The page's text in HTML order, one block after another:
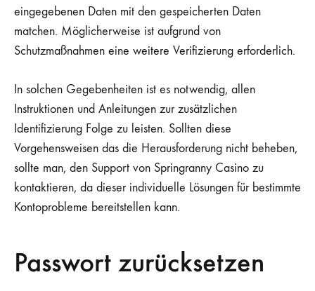
eingegebenen Daten mit den gespeicherten Daten
matchen. Möglicherweise ist aufgrund von
Schutzmaßnahmen eine weitere Verifizierung erforderlich.
In solchen Gegebenheiten ist es notwendig, allen
Instruktionen und Anleitungen zur zusätzlichen
Identifizierung Folge zu leisten. Sollten diese
Vorgehensweisen das die Herausforderung nicht beheben,
sollte man, den Support von Springranny Casino zu
kontaktieren, da dieser individuelle Lösungen für bestimmte
Kontoprobleme bereitstellen kann.
Passwort zurücksetzen